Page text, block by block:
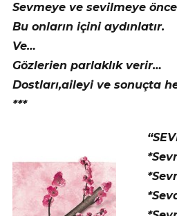
Sevmeye ve sevilmeye
Bu onların içini aydınlatır.
Ve…
Gözlerien parlaklık verir…
Dostları,aileyi ve sonuçta
***